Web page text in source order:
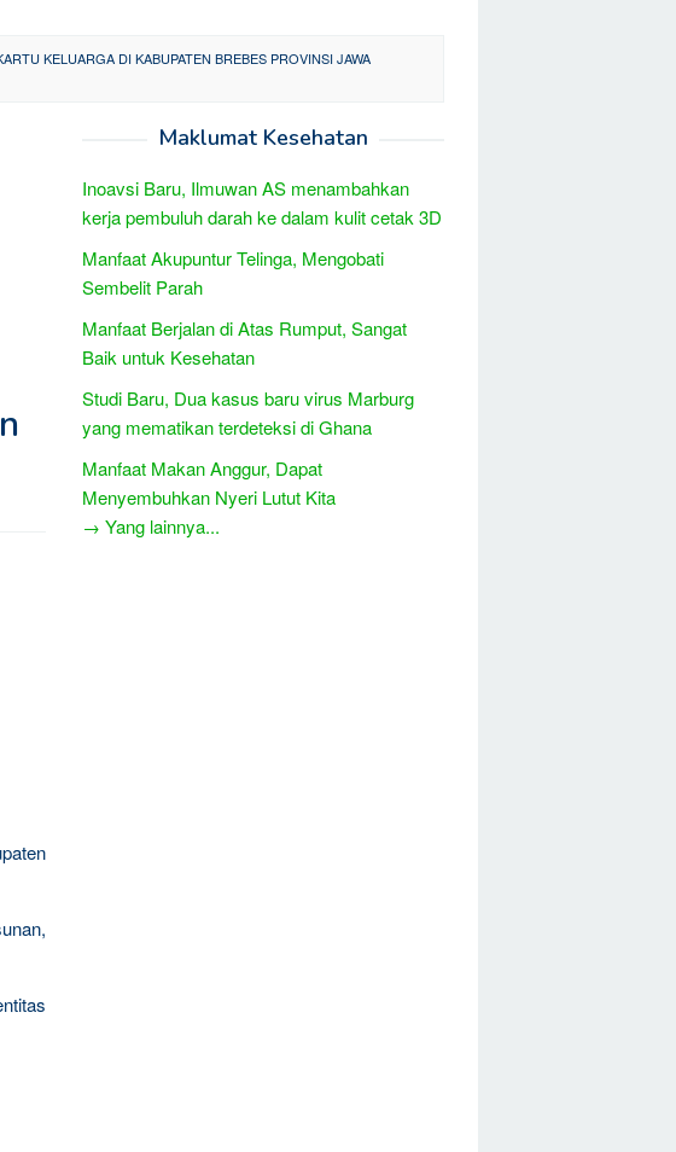
KELUARGA DI KABUPATEN BREBES PROVINSI JAWA
Maklumat Kesehatan
Inoavsi Baru, Ilmuwan AS menambahkan
kerja pembuluh darah ke dalam kulit cetak 3D
Manfaat Akupuntur Telinga, Mengobati
Sembelit Parah
Manfaat Berjalan di Atas Rumput, Sangat
Baik untuk Kesehatan
Studi Baru, Dua kasus baru virus Marburg
yang mematikan terdeteksi di Ghana
Manfaat Makan Anggur, Dapat
Menyembuhkan Nyeri Lutut Kita
→ Yang lainnya...